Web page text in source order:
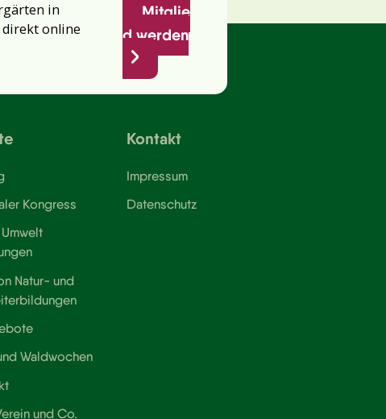
in
direkt online
Mitglie
d werden
Kongress
Natur- und
Waldwochen
und Co.
Kontakt
Impressum
Datenschutz